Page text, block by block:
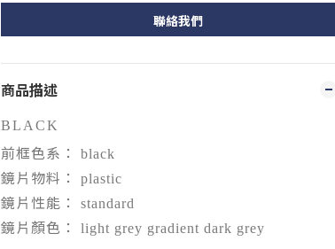
聯絡我們
商品描述
BLACK
前框色系： black
鏡片物料： plastic
鏡片性能： standard
鏡片顏色： light grey gradient dark grey